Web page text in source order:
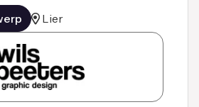
Lier